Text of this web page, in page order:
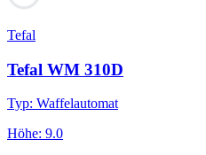
Tefal
Tefal WM 310D
Typ: Waffelautomat
Höhe: 9.0